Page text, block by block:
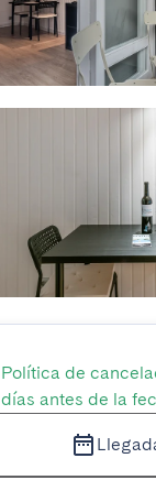
Política de
días antes de la